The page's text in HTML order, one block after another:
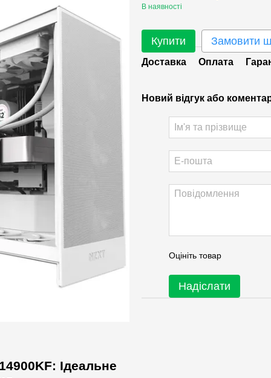
Ідеальне
В наявності
Купити Замовити
Доставка Оплата
Новий відгук або
Оцініть товар
Надіслати